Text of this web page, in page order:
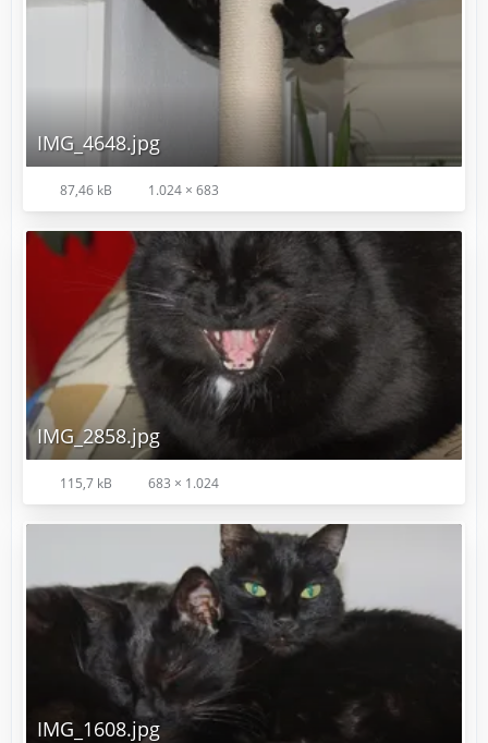
IMG_4648.jpg
87,46 kB 1.024 × 683
IMG_2858.jpg
115,7 kB 683 × 1.024
IMG_1608.jpg